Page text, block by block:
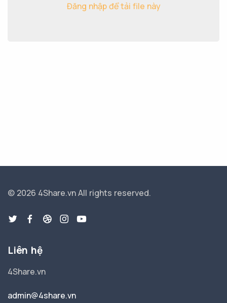
Đăng nhập để tải file này
© 2026 4Share.vnAll rights reserved.
Liên hệ
4Share.vn
admin@4share.vn